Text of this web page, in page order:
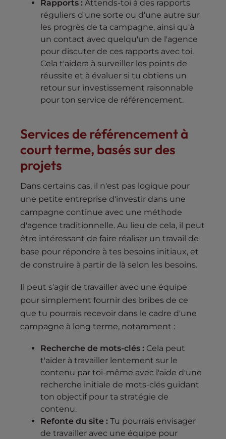
Rapports : Attends-toi à des rapports
réguliers d'une sorte ou d'une autre sur
les progrès de ta campagne, ainsi qu'à
un contact avec quelqu'un de l'agence
pour discuter de ces rapports avec toi.
Cela t'aidera à surveiller les points de
réussite et à évaluer si tu obtiens un
retour sur investissement raisonnable
pour ton service de référencement.
Services de référencement à
court terme, basés sur des
projets
Dans certains cas, il n'est pas logique pour
une petite entreprise d'investir dans une
campagne continue avec une méthode
d'agence traditionnelle. Au lieu de cela, il peut
être intéressant de faire réaliser un travail de
base pour répondre à tes besoins initiaux, et
de construire à partir de là selon les besoins.
Il peut s'agir de travailler avec une équipe
pour simplement fournir des bribes de ce
que tu pourrais recevoir dans le cadre d'une
campagne à long terme, notamment :
Recherche de mots-clés : Cela peut
t'aider à travailler lentement sur le
contenu par toi-même avec l'aide d'une
recherche initiale de mots-clés guidant
ton objectif pour ta stratégie de
contenu.
Refonte du site : Tu pourrais envisager
de travailler avec une équipe pour